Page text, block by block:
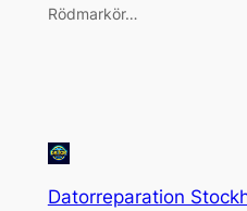
Rödmarkör…
Datorreparation